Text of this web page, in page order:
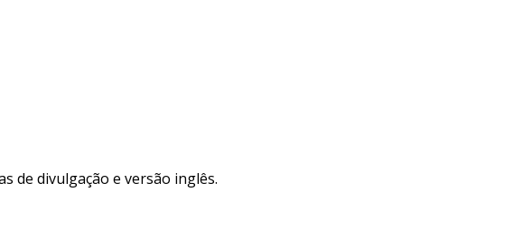
de divulgação e versão inglês.